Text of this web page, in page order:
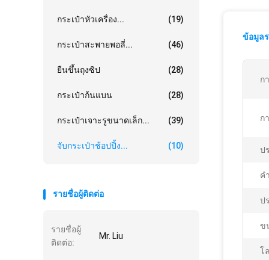
กระเป๋าหัวเครื่อง... (19)
กระเป๋าสะพายพอลี่... (46)
ยืนขึ้นถุงซิป (28)
กระเป๋าก้นแบน (28)
กระเป๋าเจาะรูขนาดเล็ก... (39)
จับกระเป๋าช้อปปิ้ง... (10)
รายชื่อผู้ติดต่อ
รายชื่อผู้
ติดต่อ:
Mr. Liu
ข้อมูล
ก
ก
ป
คํ
ป
ข
โ